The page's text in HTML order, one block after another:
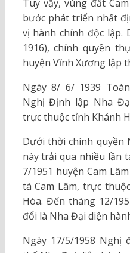
Tuy vậy, vùng đất
bước phát triển nhất
vị hành chính độc lập.
1916), chính quyền
huyện Vĩnh Xương lập
Ngày 8/ 6/ 1939
Nghị Định lập Nha
trực thuộc tỉnh Khánh
Dưới thời chính quyền
này trải qua nhiều lần
7/1951 huyện Cam
tá Cam Lâm, trực
Hòa. Đến tháng 12/
đổi là Nha Đại diện
Ngày 17/5/1958 Nghị